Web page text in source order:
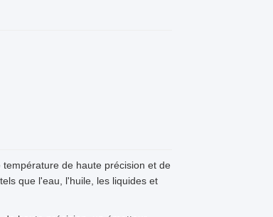
de haute précision et de
que l'eau, l'huile, les liquides et